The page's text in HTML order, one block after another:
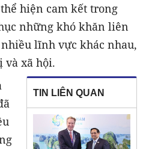
hiện cam kết trong
những khó khăn liên
lĩnh vực khác nhau,
xã hội.
TIN LIÊN QUAN